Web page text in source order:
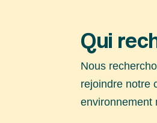
Qui
Nous
rejoindre notre
environnement